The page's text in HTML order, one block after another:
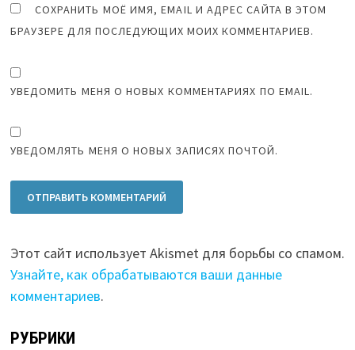
СОХРАНИТЬ МОЁ ИМЯ, EMAIL И АДРЕС САЙТА В ЭТОМ
БРАУЗЕРЕ ДЛЯ ПОСЛЕДУЮЩИХ МОИХ КОММЕНТАРИЕВ.
УВЕДОМИТЬ МЕНЯ О НОВЫХ КОММЕНТАРИЯХ ПО EMAIL.
УВЕДОМЛЯТЬ МЕНЯ О НОВЫХ ЗАПИСЯХ ПОЧТОЙ.
Этот сайт использует Akismet для борьбы со спамом.
Узнайте, как обрабатываются ваши данные
комментариев.
РУБРИКИ